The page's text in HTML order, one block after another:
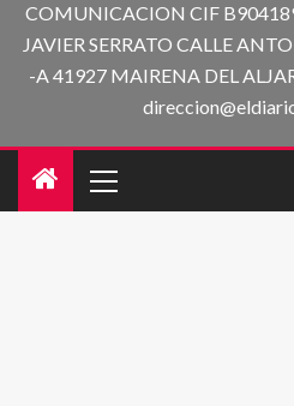
COMUNICACION CIF
JAVIER SERRATO CALLE
-A 41927 MAIRENA DEL